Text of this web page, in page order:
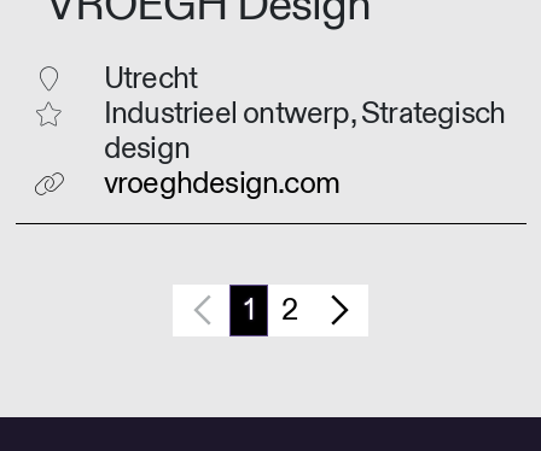
Utrecht
Industrieel ontwerp, Strategisch
design
vroeghdesign.com
1 2